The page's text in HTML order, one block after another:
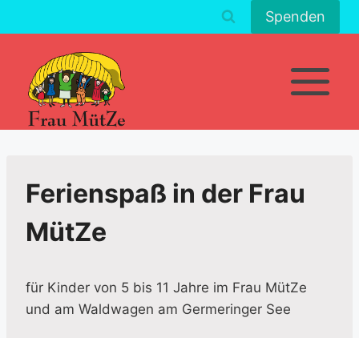
Inhalt
Spenden
Ferienspaß in der Frau
MütZe
für Kinder von 5 bis 11 Jahre im Frau MütZe
und am Waldwagen am Germeringer See